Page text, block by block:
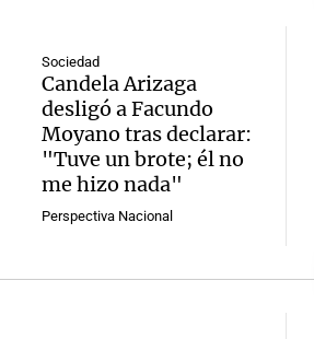
Sociedad
Candela Arizaga
desligó a Facundo
Moyano tras declarar:
"Tuve un brote; él no
me hizo nada"
Perspectiva Nacional